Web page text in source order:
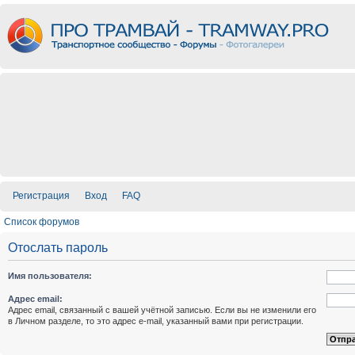
Регистрация Вход FAQ
Список форумов
Отослать пароль
Имя пользователя:
Адрес email:
Адрес email, связанный с вашей учётной записью. Если вы не изменили его
в Личном разделе, то это адрес e-mail, указанный вами при регистрации.